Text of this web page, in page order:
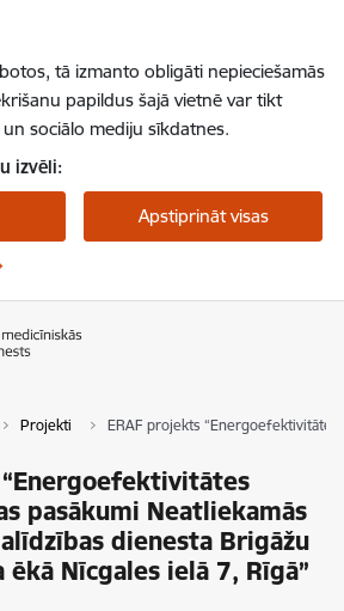
tā izmanto obligāti nepieciešamās
papildus šajā vietnē var tikt
sociālo mediju sīkdatnes.
izvēli:
Apstiprināt visas
Projekti ERAF projekts “Energoefektivitātes
pasākumi Neatliekamās
dienesta Brigāžu
Nīcgales ielā 7, Rīgā”